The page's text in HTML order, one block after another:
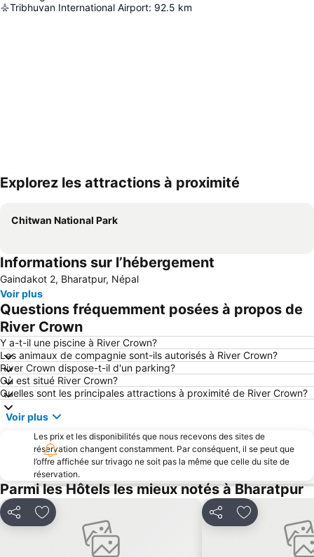
Tribhuvan International Airport: 92.5 km
Explorez les attractions à proximité
Chitwan National Park
Informations sur l’hébergement
Gaindakot 2, Bharatpur, Népal
Voir plus
Questions fréquemment posées à propos de
River Crown
Y a-t-il une piscine à River Crown?
Les animaux de compagnie sont-ils autorisés à River Crown?
River Crown dispose-t-il d'un parking?
Où est situé River Crown?
Quelles sont les principales attractions à proximité de River Crown?
Voir plus
Les prix et les disponibilités que nous recevons des sites de
réservation changent constamment. Par conséquent, il se peut que
l’offre affichée sur trivago ne soit pas la même que celle du site de
réservation.
Parmi les Hôtels les mieux notés à Bharatpur
PartagerAjouter à mes favoris PartagerAjouter à